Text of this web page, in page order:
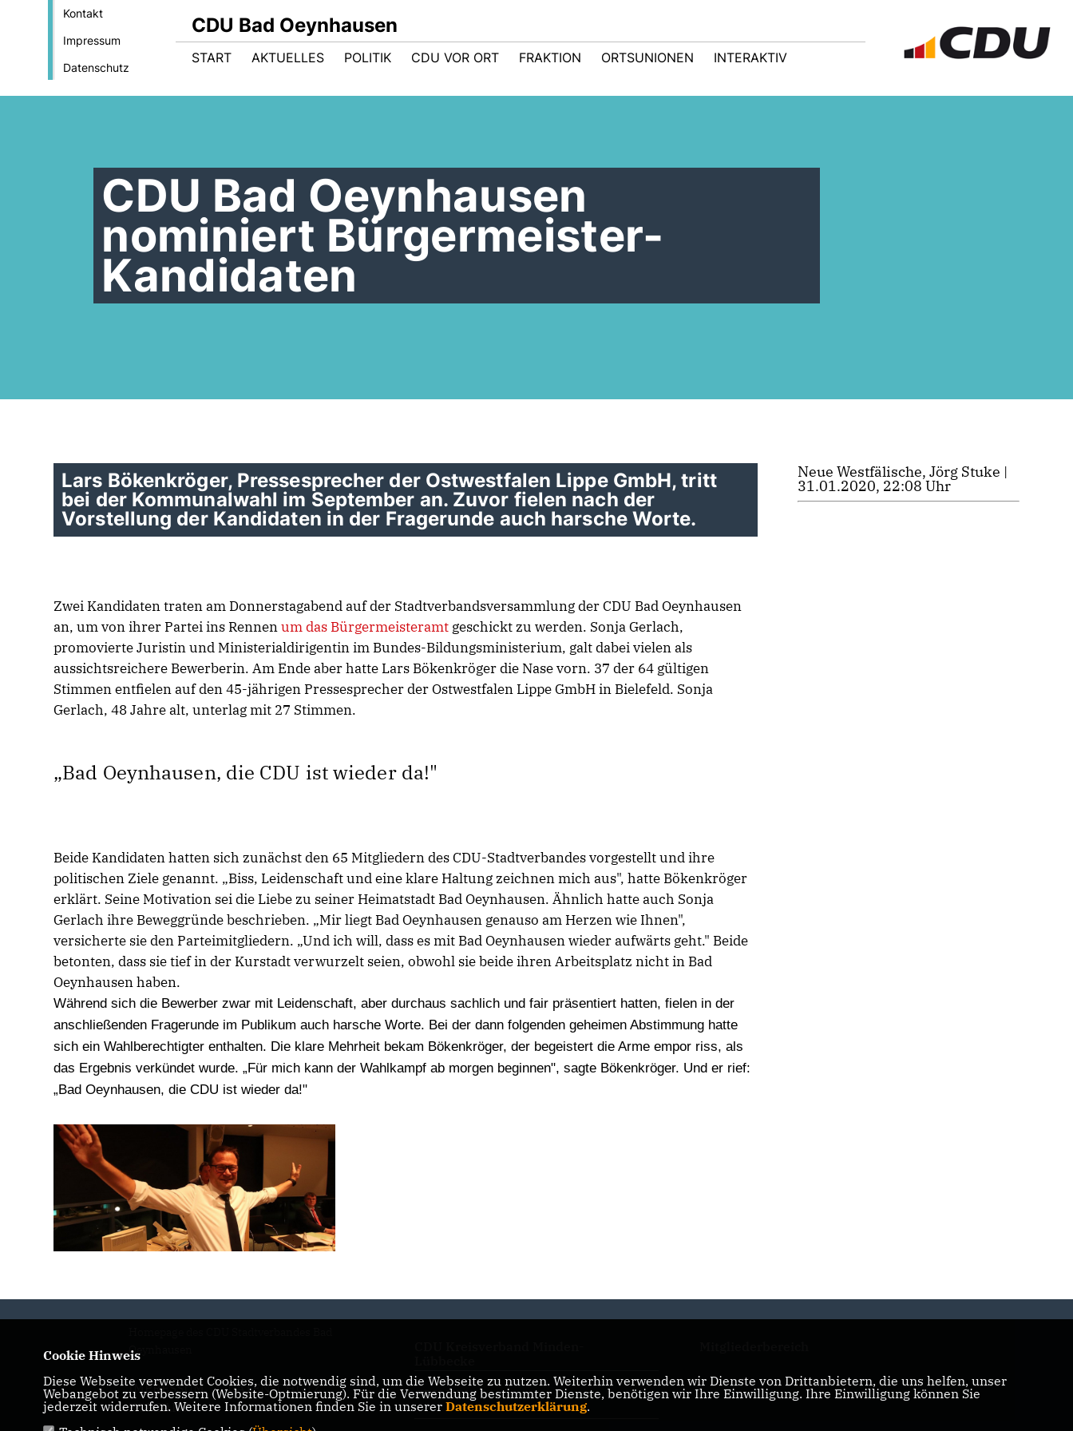
Kontakt
Impressum
Datenschutz
CDU Bad Oeynhausen
START AKTUELLES POLITIK CDU VOR ORT FRAKTION ORTSUNIONEN INTERAKTIV
CDU Bad Oeynhausen
nominiert Bürgermeister-
Kandidaten
Lars Bökenkröger, Pressesprecher der Ostwestfalen Lippe GmbH, tritt
bei der Kommunalwahl im September an. Zuvor fielen nach der
Vorstellung der Kandidaten in der Fragerunde auch harsche Worte.
Zwei Kandidaten traten am Donnerstagabend auf der Stadtverbandsversammlung der CDU Bad Oeynhausen
an, um von ihrer Partei ins Rennenum das Bürgermeisteramt geschickt zu werden. Sonja Gerlach,
promovierte Juristin und Ministerialdirigentin im Bundes-Bildungsministerium, galt dabei vielen als
aussichtsreichere Bewerberin. Am Ende aber hatte Lars Bökenkröger die Nase vorn. 37 der 64 gültigen
Stimmen entfielen auf den 45-jährigen Pressesprecher der Ostwestfalen Lippe GmbH in Bielefeld. Sonja
Gerlach, 48 Jahre alt, unterlag mit 27 Stimmen.
Bad Oeynhausen, die CDU ist wieder da!"
Beide Kandidaten hatten sich zunächst den 65 Mitgliedern des CDU-Stadtverbandes vorgestellt und ihre
politischen Ziele genannt. „Biss, Leidenschaft und eine klare Haltung zeichnen mich aus", hatte Bökenkröger
erklärt. Seine Motivation sei die Liebe zu seiner Heimatstadt Bad Oeynhausen. Ähnlich hatte auch Sonja
Gerlach ihre Beweggründe beschrieben. „Mir liegt Bad Oeynhausen genauso am Herzen wie Ihnen",
versicherte sie den Parteimitgliedern. „Und ich will, dass es mit Bad Oeynhausen wieder aufwärts geht." Beide
betonten, dass sie tief in der Kurstadt verwurzelt seien, obwohl sie beide ihren Arbeitsplatz nicht in Bad
Oeynhausen haben.
Während sich die Bewerber zwar mit Leidenschaft, aber durchaus sachlich und fair präsentiert hatten, fielen in der
anschließenden Fragerunde im Publikum auch harsche Worte. Bei der dann folgenden geheimen Abstimmung hatte
sich ein Wahlberechtigter enthalten. Die klare Mehrheit bekam Bökenkröger, der begeistert die Arme empor riss, als
das Ergebnis verkündet wurde. „Für mich kann der Wahlkampf ab morgen beginnen", sagte Bökenkröger. Und er rief:
Bad Oeynhausen, die CDU ist wieder da!"
Neue Westfälische, Jörg Stuke |
31.01.2020, 22:08 Uhr
Oeynhausen
IMPRESSUM
DATENSCHUTZ
KONTAKT
CDU NRW
Cookie Hinweis
Diese Webseite verwendet Cookies, die notwendig sind, um die Webseite zu nutzen. Weiterhin verwenden wir Dienste von Drittanbietern, die uns helfen, unser
Webangebot zu verbessern (Website-Optmierung). Für die Verwendung bestimmter Dienste, benötigen wir Ihre Einwilligung. Ihre Einwilligung können Sie
jederzeit widerrufen. Weitere Informationen finden Sie in unserer Datenschutzerklärung.